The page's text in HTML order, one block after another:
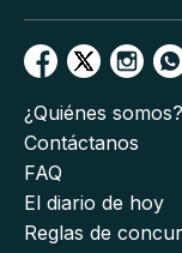
¿Quiénes somos?
Contáctanos
FAQ
El diario de hoy
Reglas de